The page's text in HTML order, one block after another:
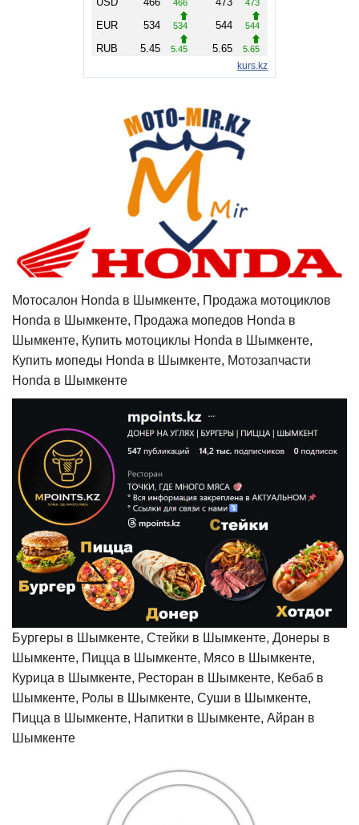
Мотосалон Honda в Шымкенте, Продажа мотоциклов
Honda в Шымкенте, Продажа мопедов Honda в
Шымкенте, Купить мотоциклы Honda в Шымкенте,
Купить мопеды Honda в Шымкенте, Мотозапчасти
Honda в Шымкенте
Бургеры в Шымкенте, Стейки в Шымкенте, Донеры в
Шымкенте, Пицца в Шымкенте, Мясо в Шымкенте,
Курица в Шымкенте, Ресторан в Шымкенте, Кебаб в
Шымкенте, Ролы в Шымкенте, Суши в Шымкенте,
Пицца в Шымкенте, Напитки в Шымкенте, Айран в
Шымкенте